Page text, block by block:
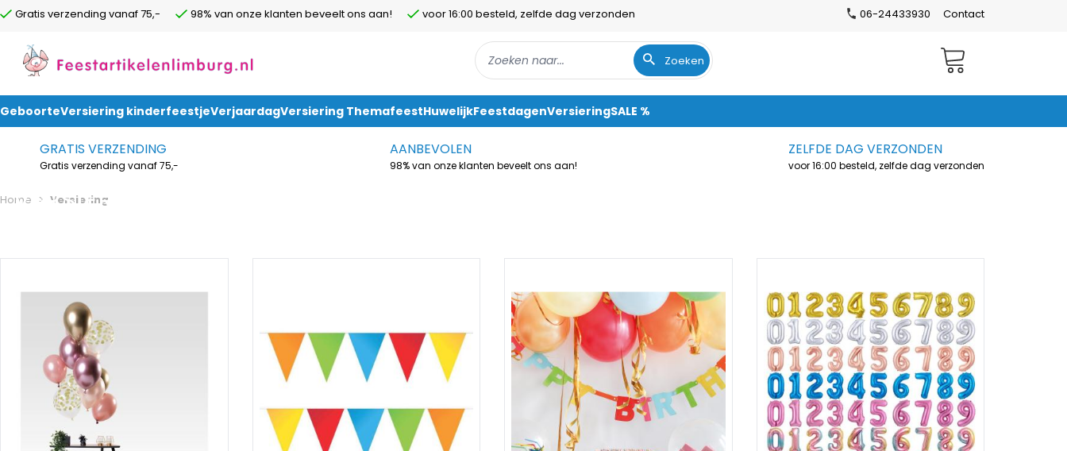
Gratis verzending vanaf 75,- 98% van onze klanten beveelt ons aan! voor 16:00 besteld, zelfde dag verzonden 06-24433930 Contact
Zoeken Winkelwagen
GeboorteVersiering kinderfeestjeVerjaardagVersiering ThemafeestHuwelijkFeestdagenVersieringSALE %
GRATIS VERZENDING
Gratis verzending vanaf 75,-
AANBEVOLEN
98% van onze klanten beveelt ons aan!
ZELFDE DAG VERZONDEN
voor 16:00 besteld, zelfde dag verzonden
Home > Versiering
VERSIERING